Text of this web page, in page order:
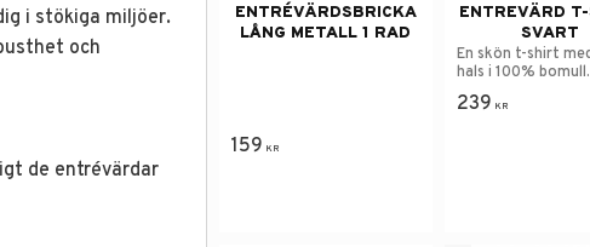
i stökiga miljöer.
och
de entrévärdar
ENTRÉVÄRDSBRICKA
LÅNG METALL 1 RAD
159 KR
ENTREVÄRD
SVART
En skön t-shirt
hals i 100% bomull.
239 KR